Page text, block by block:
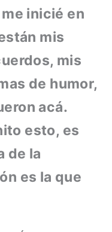
inicié en
mis
mis
de humor,
acá.
esto, es
de la
es la que